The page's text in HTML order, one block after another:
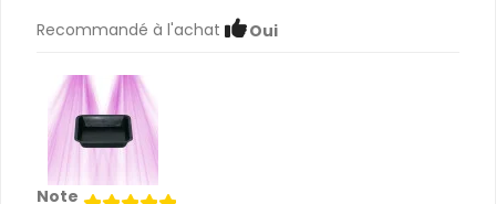
Recommandé à l'achat Oui
Note